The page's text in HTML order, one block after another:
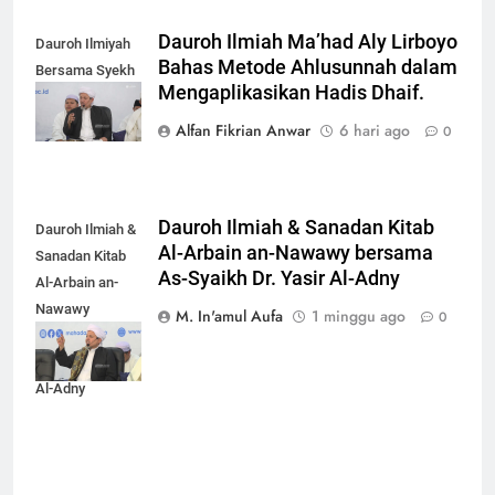
Dauroh Ilmiyah
Bersama Syekh
Yasir Al-Adny
Dauroh Ilmiah Ma’had Aly Lirboyo
Bahas Metode Ahlusunnah dalam
Mengaplikasikan Hadis Dhaif.
Alfan Fikrian Anwar
6 hari ago 0
Dauroh Ilmiah &
Sanadan Kitab
Al-Arbain an-
Nawawy
bersama As-
Syaikh Dr. Yasir
Al-Adny
Dauroh Ilmiah & Sanadan Kitab
Al-Arbain an-Nawawy bersama
As-Syaikh Dr. Yasir Al-Adny
M. In'amul Aufa
1 minggu ago 0